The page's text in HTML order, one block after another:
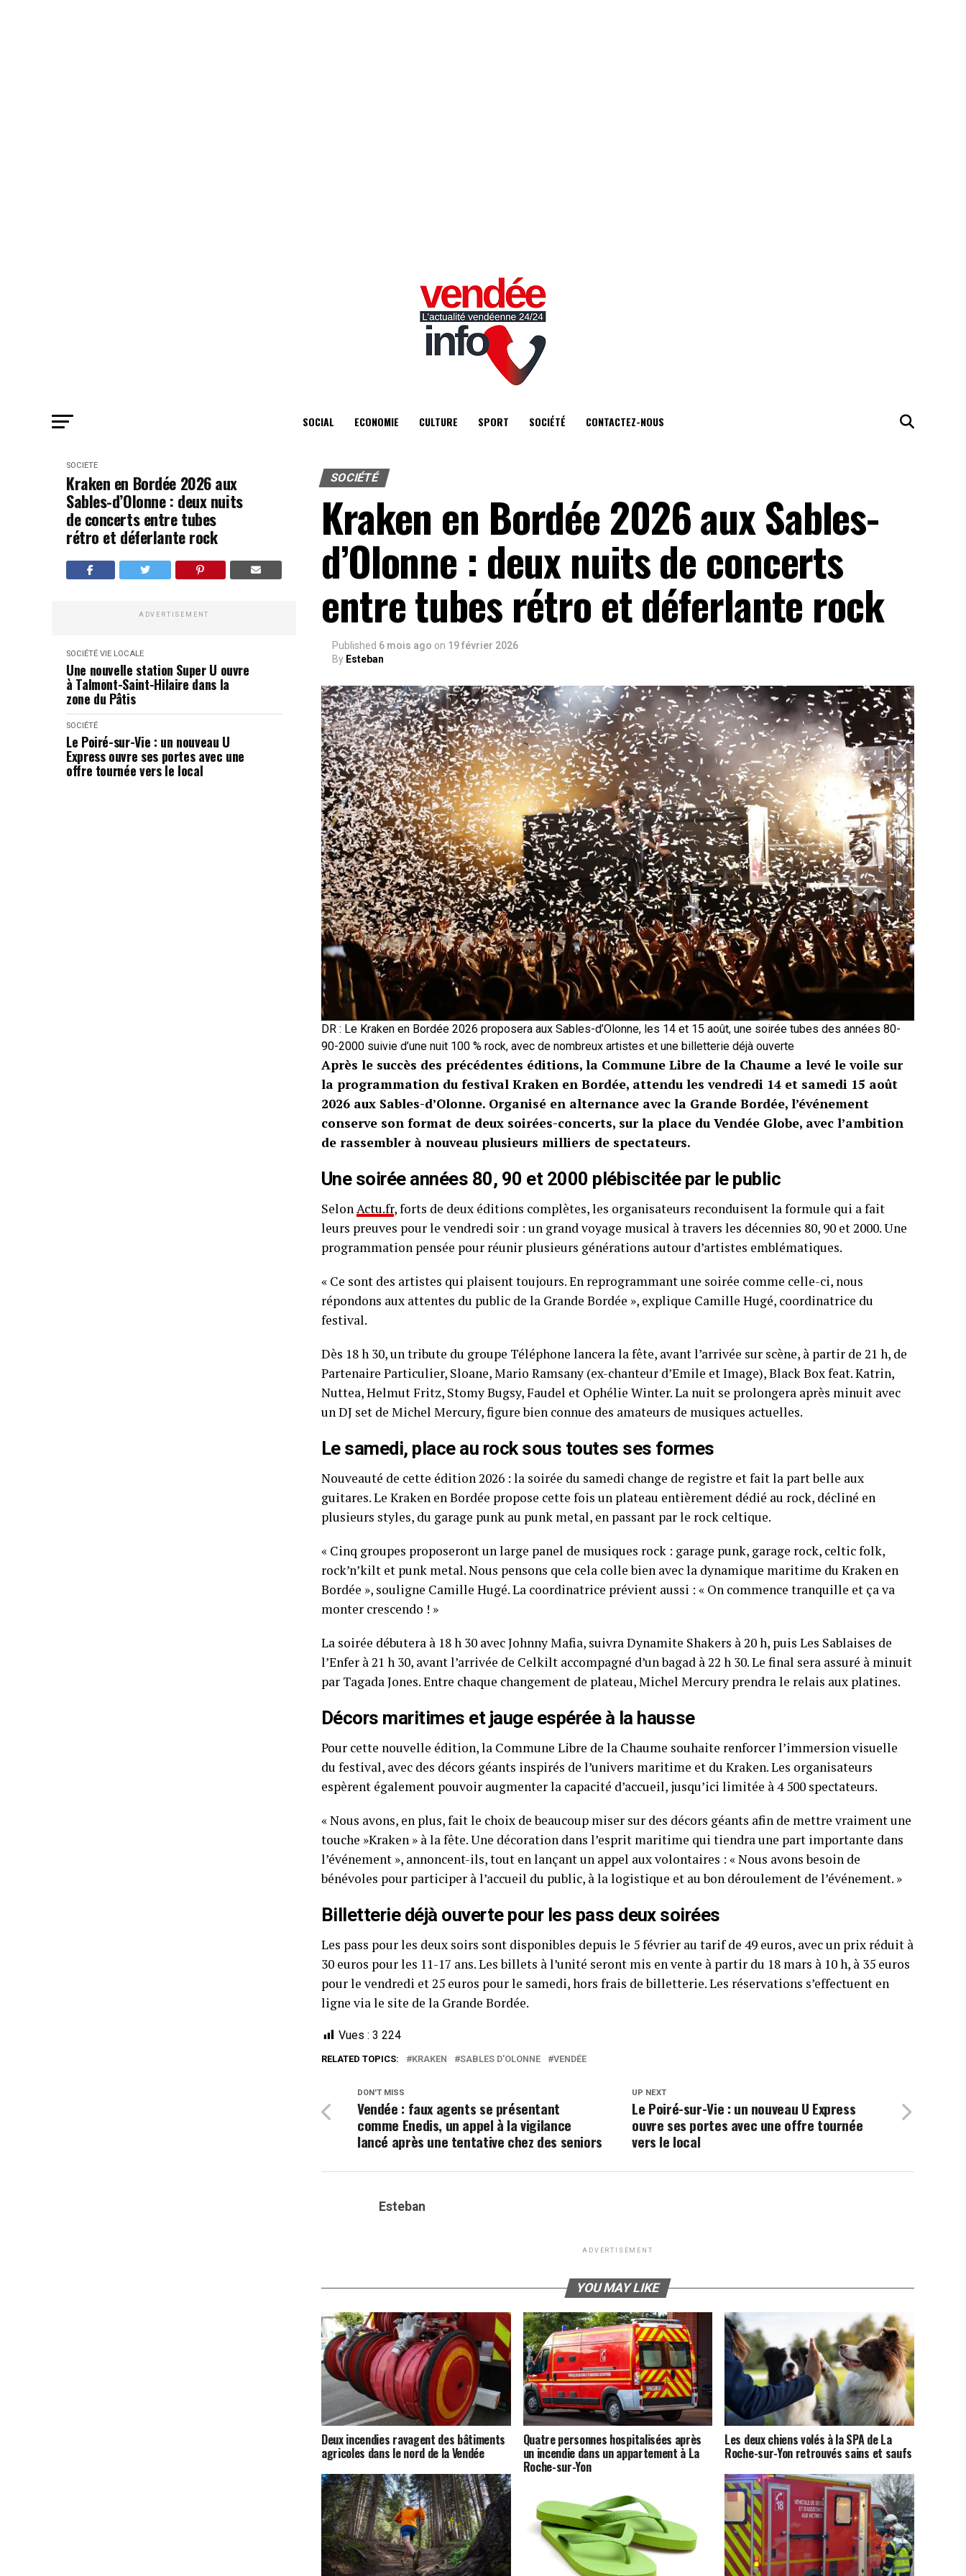
SOCIAL ECONOMIE CULTURE SPORT SOCIÉTÉ CONTACTEZ-NOUS
SOCIÉTÉ
Kraken en Bordée 2026 aux
Sables-d’Olonne : deux nuits
de concerts entre tubes
rétro et déferlante rock
ADVERTISEMENT
SOCIÉTÉ VIE LOCALE
Une nouvelle station Super U ouvre
à Talmont-Saint-Hilaire dans la
zone du Pâtis
SOCIÉTÉ
Le Poiré-sur-Vie : un nouveau U
Express ouvre ses portes avec une
offre tournée vers le local
SOCIÉTÉ
Kraken en Bordée 2026 aux Sables-
d’Olonne : deux nuits de concerts
entre tubes rétro et déferlante rock
Published 6 mois ago on 19 février 2026
By Esteban
DR : Le Kraken en Bordée 2026 proposera aux Sables-d’Olonne, les 14 et 15 août, une soirée tubes des années 80-
90-2000 suivie d’une nuit 100 % rock, avec de nombreux artistes et une billetterie déjà ouverte
Après le succès des précédentes éditions, la Commune Libre de la Chaume a levé le voile sur
la programmation du festival Kraken en Bordée, attendu les vendredi 14 et samedi 15 août
2026 aux Sables-d’Olonne. Organisé en alternance avec la Grande Bordée, l’événement
conserve son format de deux soirées-concerts, sur la place du Vendée Globe, avec l’ambition
de rassembler à nouveau plusieurs milliers de spectateurs.
Une soirée années 80, 90 et 2000 plébiscitée par le public
SelonActu.fr, forts de deux éditions complètes, les organisateurs reconduisent la formule qui a fait
leurs preuves pour le vendredi soir : un grand voyage musical à travers les décennies 80, 90 et 2000. Une
programmation pensée pour réunir plusieurs générations autour d’artistes emblématiques.
« Ce sont des artistes qui plaisent toujours. En reprogrammant une soirée comme celle-ci, nous
répondons aux attentes du public de la Grande Bordée », explique Camille Hugé, coordinatrice du
festival.
Dès 18 h 30, un tribute du groupe Téléphone lancera la fête, avant l’arrivée sur scène, à partir de 21 h, de
Partenaire Particulier, Sloane, Mario Ramsany (ex-chanteur d’Emile et Image), Black Box feat. Katrin,
Nuttea, Helmut Fritz, Stomy Bugsy, Faudel et Ophélie Winter. La nuit se prolongera après minuit avec
un DJ set de Michel Mercury, figure bien connue des amateurs de musiques actuelles.
Le samedi, place au rock sous toutes ses formes
Nouveauté de cette édition 2026 : la soirée du samedi change de registre et fait la part belle aux
guitares. Le Kraken en Bordée propose cette fois un plateau entièrement dédié au rock, décliné en
plusieurs styles, du garage punk au punk metal, en passant par le rock celtique.
« Cinq groupes proposeront un large panel de musiques rock : garage punk, garage rock, celtic folk,
rock’n’kilt et punk metal. Nous pensons que cela colle bien avec la dynamique maritime du Kraken en
Bordée », souligne Camille Hugé. La coordinatrice prévient aussi : « On commence tranquille et ça va
monter crescendo ! »
La soirée débutera à 18 h 30 avec Johnny Mafia, suivra Dynamite Shakers à 20 h, puis Les Sablaises de
l’Enfer à 21 h 30, avant l’arrivée de Celkilt accompagné d’un bagad à 22 h 30. Le final sera assuré à minuit
par Tagada Jones. Entre chaque changement de plateau, Michel Mercury prendra le relais aux platines.
Décors maritimes et jauge espérée à la hausse
Pour cette nouvelle édition, la Commune Libre de la Chaume souhaite renforcer l’immersion visuelle
du festival, avec des décors géants inspirés de l’univers maritime et du Kraken. Les organisateurs
espèrent également pouvoir augmenter la capacité d’accueil, jusqu’ici limitée à 4 500 spectateurs.
« Nous avons, en plus, fait le choix de beaucoup miser sur des décors géants afin de mettre vraiment une
touche »Kraken » à la fête. Une décoration dans l’esprit maritime qui tiendra une part importante dans
l’événement », annoncent-ils, tout en lançant un appel aux volontaires : « Nous avons besoin de
bénévoles pour participer à l’accueil du public, à la logistique et au bon déroulement de l’événement. »
Billetterie déjà ouverte pour les pass deux soirées
Les pass pour les deux soirs sont disponibles depuis le 5 février au tarif de 49 euros, avec un prix réduit à
30 euros pour les 11-17 ans. Les billets à l’unité seront mis en vente à partir du 18 mars à 10 h, à 35 euros
pour le vendredi et 25 euros pour le samedi, hors frais de billetterie. Les réservations s’effectuent en
ligne via le site de la Grande Bordée.
Vues : 3 224
RELATED TOPICS: KRAKEN SABLES D'OLONNE VENDÉE
UP NEXT
Le Poiré-sur-Vie : un nouveau U Express
ouvre ses portes avec une offre tournée
vers le local
DON'T MISS
Vendée : faux agents se présentant
comme Enedis, un appel à la vigilance
lancé après une tentative chez des seniors
Esteban
ADVERTISEMENT
YOU MAY LIKE
Deux incendies ravagent des bâtiments
agricoles dans le nord de la Vendée
Quatre personnes hospitalisées après
un incendie dans un appartement à La
Roche-sur-Yon
Les deux chiens volés à la SPA de La
Roche-sur-Yon retrouvés sains et saufs